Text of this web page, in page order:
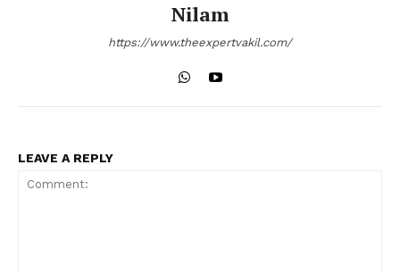
Nilam
https://www.theexpertvakil.com/
LEAVE A REPLY